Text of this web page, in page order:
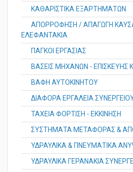
ΚΑΘΑΡΙΣΤΙΚΑ ΕΞΑΡΤΗΜΑΤΩΝ
ΑΠΟΡΡΟΦΗΣΗ / ΑΠΑΓΩΓΗ
ΕΛΕΦΑΝΤΑΚΙΑ
ΠΑΓΚΟΙ ΕΡΓΑΣΙΑΣ
ΒΑΣΕΙΣ ΜΗΧΑΝΩΝ - ΕΠΙΣΚΕΥΗΣ
ΒΑΦΗ ΑΥΤΟΚΙΝΗΤΟΥ
ΔΙΑΦΟΡΑ ΕΡΓΑΛΕΙΑ
ΤΑΧΕΙΑ ΦΟΡΤΙΣΗ - ΕΚΚΙΝΗΣΗ
ΣΥΣΤΗΜΑΤΑ ΜΕΤΑΦΟΡΑΣ &
ΥΔΡΑΥΛΙΚΑ & ΠΝΕΥΜΑΤΙΚΑ
ΥΔΡΑΥΛΙΚΑ ΓΕΡΑΝΑΚΙΑ